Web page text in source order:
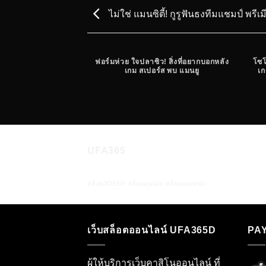
ไม่ใช่ แมนซิตี้! กูรูฟันธงทีมแชมป์ พรีเ
ฟอร์มห่วย ใจปลาซิว! สิ่งที่อยากบอกหลัง
เกม สเปอร์ส พบ แมนยู
โซ
เ
เว็บสล็อตออนไลน์ UFA365D
ผู้ให้บริการเว็บคาสิโนออนไลน์ ที่